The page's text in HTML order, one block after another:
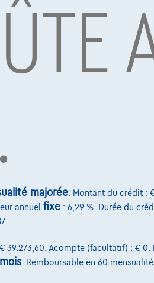
de conduire et le prestige qui
majorée . Montant du crédit :
annuel fixe : 6,29 %. Durée du
39.273,60. Acompte (facultatif) : € 0.
. Remboursable en 60
Financement
Leasing